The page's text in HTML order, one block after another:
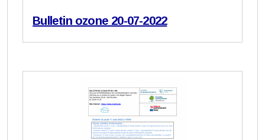
Bulletin ozone 20-07-2022